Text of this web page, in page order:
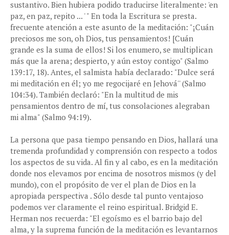
sustantivo. Bien hubiera podido traducirse literalmente: 'en
paz, en paz, repito ... ' " En toda la Escritura se presta.
frecuente atención a este asunto de la meditación: "¡Cuán
preciosos me son, oh Dios, tus pensamientos! [Cuán
grande es la suma de ellos! Si los enumero, se multiplican
más que la arena; despierto, y aún estoy contigo" (Salmo
139:17, 18). Antes, el salmista había declarado: "Dulce será
mi meditación en él; yo me regocijaré en Jehová'' (Salmo
104:34). También declaró: "En la multitud de mis
pensamientos dentro de mí, tus consolaciones alegraban
mi alma" (Salmo 94:19).
La persona que pasa tiempo pensando en Dios, hallará una
tremenda profundidad y comprensión con respecto a todos
los aspectos de su vida. Al fin y al cabo, es en la meditación
donde nos elevamos por encima de nosotros mismos (y del
mundo), con el propósito de ver el plan de Dios en la
apropiada perspectiva . Sólo desde tal punto ventajoso
podemos ver claramente el reino espiritual. Bridgid E.
Herman nos recuerda: "El egoísmo es el barrio bajo del
alma, y la suprema función de la meditación es levantarnos